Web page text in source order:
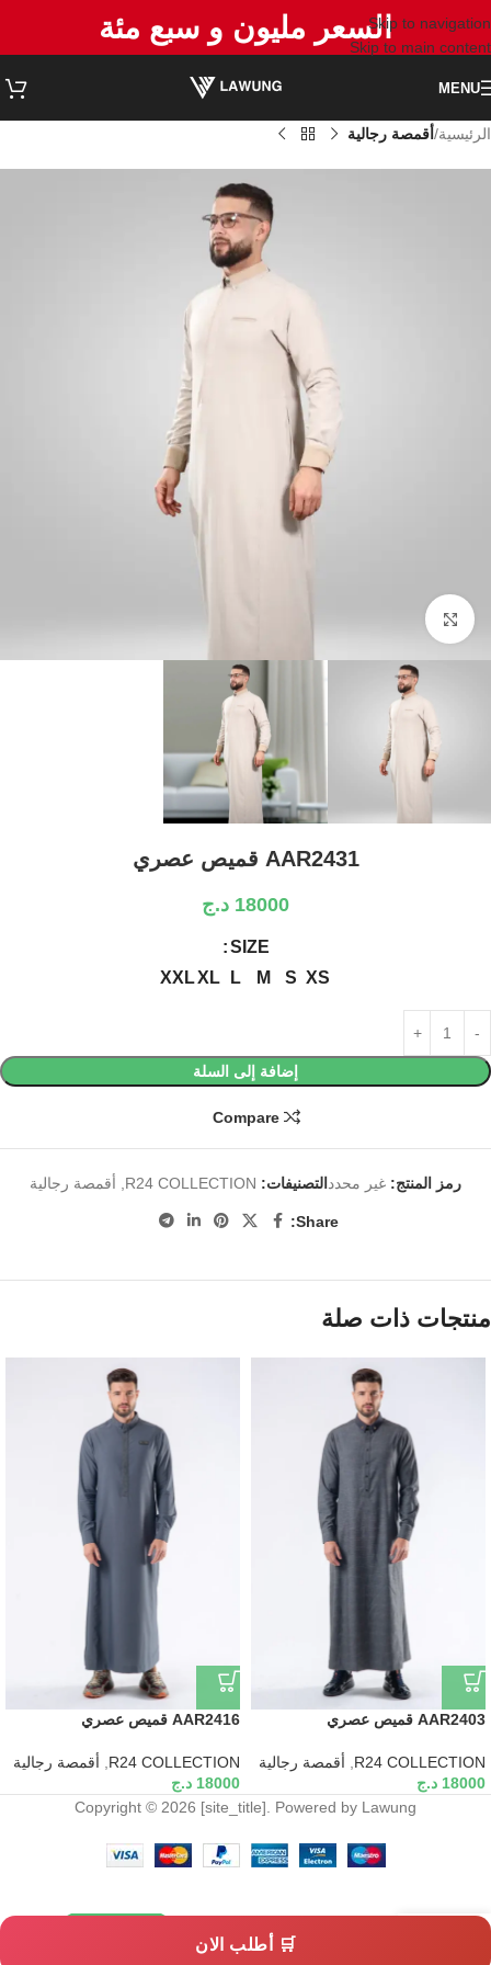
Skip to navigation
Skip to main content
السعر مليون و سبع مئة
MENU
الرئيسية أقمصة رجالية
Click to enlarge
AAR2431 قميص عصري
18000 د.ج
🛒 أطلب الان
SIZE
XS
S
M
L
XL
XXL
إضافة إلى السلة
Compare
رمز المنتج: غير محدد التصنيفات: R24 COLLECTION
, أقمصة رجالية
Share:
منتجات ذات صلة
AAR2403 قميص عصري
R24 COLLECTION
, أقمصة رجالية
18000 د.ج
AAR2416 قميص عصري
R24 COLLECTION
, أقمصة رجالية
18000 د.ج
Copyright © 2026 [site_title]. Powered by Lawung
18000 د.ج